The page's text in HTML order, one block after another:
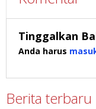
Tinggalkan
Anda harus
Berita terbaru